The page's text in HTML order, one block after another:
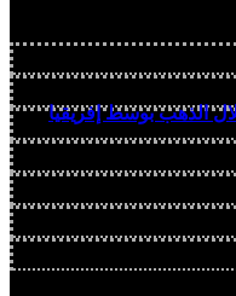
الذهب بوسط إفريقيا